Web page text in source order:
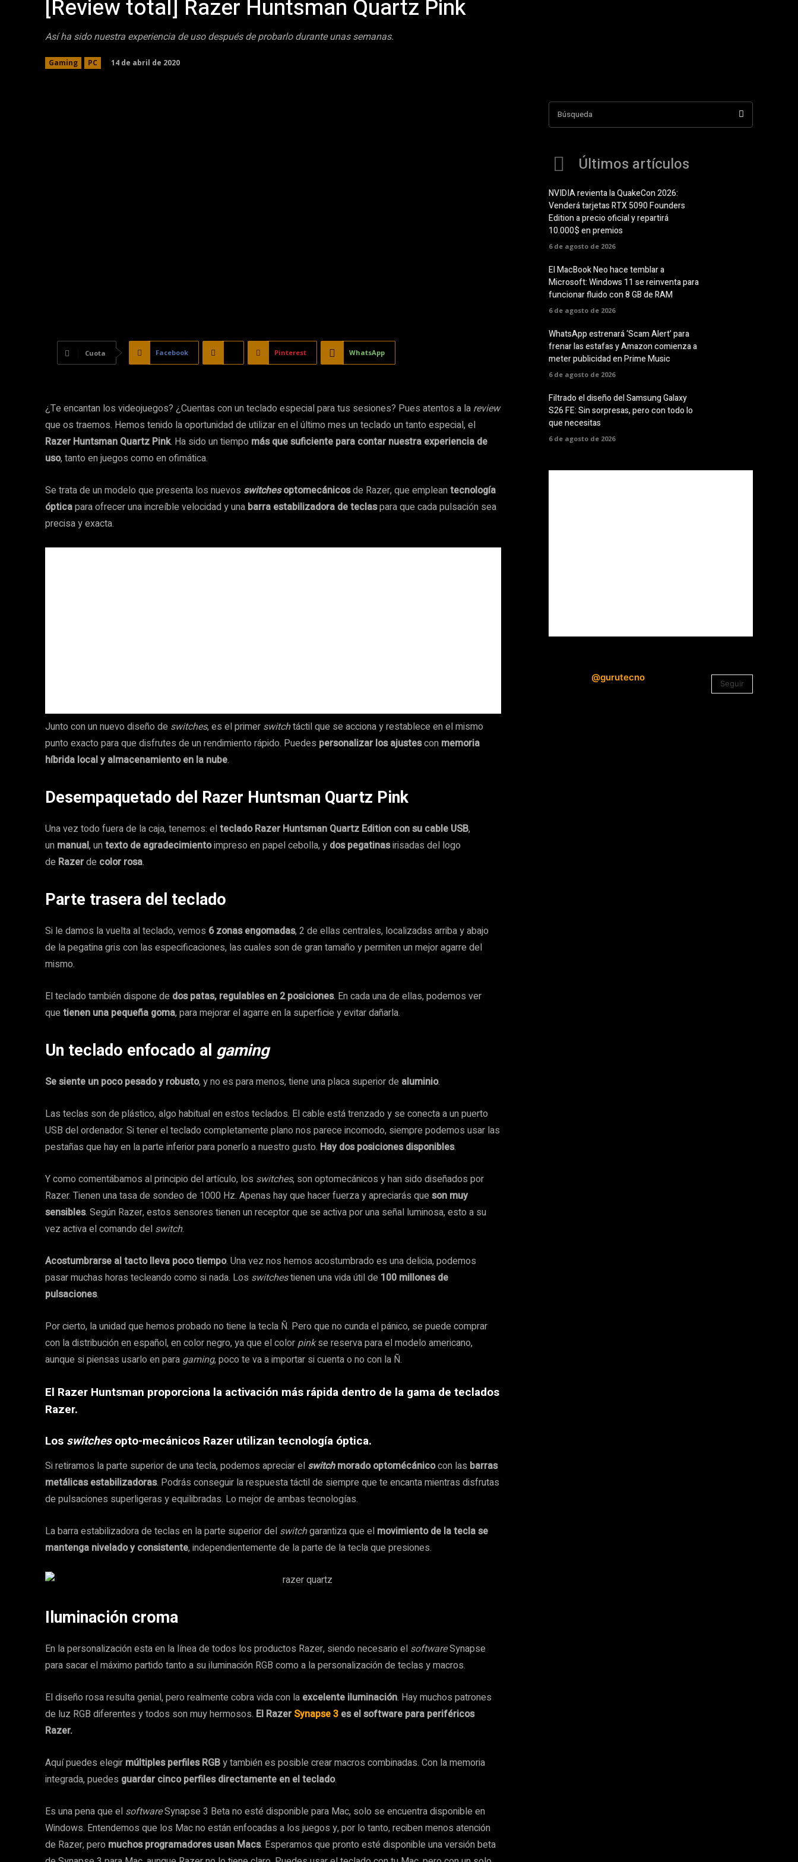
[Review total] Razer Huntsman Quartz Pink
Así ha sido nuestra experiencia de uso después de probarlo durante unas semanas.
Gaming PC 14 de abril de 2020
Cuota Facebook Pinterest WhatsApp
¿Te encantan los videojuegos? ¿Cuentas con un teclado especial para tus sesiones? Pues atentos a la review
que os traemos. Hemos tenido la oportunidad de utilizar en el último mes un teclado un tanto especial, el
Razer Huntsman Quartz Pink. Ha sido un tiempo más que suficiente para contar nuestra experiencia de
uso, tanto en juegos como en ofimática.
Se trata de un modelo que presenta los nuevos switchesoptomecánicosde Razer, que empleantecnología
ópticapara ofrecer una increíble velocidad y una barra estabilizadora de teclaspara que cada pulsación sea
precisa y exacta.
Junto con un nuevo diseño de switches, es el primer switchtáctil que se acciona y restablece en el mismo
punto exacto para que disfrutes de un rendimiento rápido. Puedes personalizar los ajustescon memoria
híbrida local y almacenamiento en la nube.
Desempaquetado del Razer Huntsman Quartz Pink
Una vez todo fuera de la caja, tenemos: elteclado Razer Huntsman Quartz Edition con su cable USB,
un manual, untexto de agradecimientoimpreso en papel cebolla, y dos pegatinasirisadas del logo
de Razerde color rosa.
Parte trasera del teclado
Si le damos la vuelta al teclado, vemos 6 zonas engomadas, 2 de ellas centrales, localizadas arriba y abajo
de la pegatina gris con las especificaciones, las cuales son de gran tamaño y permiten un mejor agarre del
mismo.
El teclado también dispone de dos patas, regulables en 2 posiciones. En cada una de ellas, podemos ver
que tienen una pequeña goma, para mejorar el agarre en la superficie y evitar dañarla.
Un teclado enfocado al gaming
Se siente un poco pesado y robusto, y no es para menos, tiene una placa superior de aluminio.
Las teclas son de plástico, algo habitual en estos teclados. El cable está trenzado y se conecta a un puerto
USB del ordenador. Si tener el teclado completamente plano nos parece incomodo, siempre podemos usar las
pestañas que hay en la parte inferior para ponerlo a nuestro gusto. Hay dos posiciones disponibles.
Y como comentábamos al principio del artículo, los switches, son optomecánicos y han sido diseñados por
Razer. Tienen una tasa de sondeo de 1000 Hz. Apenas hay que hacer fuerza y apreciarás que son muy
sensibles. Según Razer, estos sensores tienen un receptor que se activa por una señal luminosa, esto a su
vez activa el comando del switch.
Acostumbrarse al tacto lleva poco tiempo. Una vez nos hemos acostumbrado es una delicia, podemos
pasar muchas horas tecleando como si nada. Los switchestienen una vida útil de 100 millones de
pulsaciones.
Por cierto, la unidad que hemos probado no tiene la tecla Ñ. Pero que no cunda el pánico, se puede comprar
con la distribución en español, en color negro, ya que el colorpinkse reserva para el modelo americano,
aunque si piensas usarlo en para gaming, poco te va a importar si cuenta o no con la Ñ.
El Razer Huntsman proporciona la activación más rápida dentro de la gama de teclados
Razer.
Los switchesopto-mecánicos Razer utilizan tecnología óptica.
Si retiramos la parte superior de una tecla, podemos apreciar el switchmorado optomécánicocon las barras
metálicas estabilizadoras. Podrás conseguir la respuesta táctil de siempre que te encanta mientras disfrutas
de pulsaciones superligeras y equilibradas. Lo mejor de ambas tecnologías.
La barra estabilizadora de teclas en la parte superior del switchgarantiza que el movimiento de la tecla se
mantenga nivelado y consistente, independientemente de la parte de la tecla que presiones.
Iluminación croma
En la personalización esta en la línea de todos los productos Razer, siendo necesario el softwareSynapse
para sacar el máximo partido tanto a su iluminación RGB como a la personalización de teclas y macros.
El diseño rosa resulta genial, pero realmente cobra vida con la excelente iluminación. Hay muchos patrones
de luz RGB diferentes y todos son muy hermosos. El RazerSynapse 3 es el software para periféricos
Razer.
Aquí puedes elegir múltiples perfiles RGBy también es posible crear macros combinadas. Con la memoria
integrada, puedes guardar cinco perfiles directamente en el teclado.
Es una pena que el softwareSynapse 3 Beta no esté disponible para Mac, solo se encuentra disponible en
Windows. Entendemos que los Mac no están enfocadas a los juegos y, por lo tanto, reciben menos atención
de Razer, pero muchos programadores usan Macs. Esperamos que pronto esté disponible una versión beta
Búsqueda
Últimos artículos
NVIDIA revienta la QuakeCon 2026:
Venderá tarjetas RTX 5090 Founders
Edition a precio oficial y repartirá
10.000$ en premios
6 de agosto de 2026
El MacBook Neo hace temblar a
Microsoft: Windows 11 se reinventa para
funcionar fluido con 8 GB de RAM
6 de agosto de 2026
WhatsApp estrenará ‘Scam Alert’ para
frenar las estafas y Amazon comienza a
meter publicidad en Prime Music
6 de agosto de 2026
Filtrado el diseño del Samsung Galaxy
S26 FE: Sin sorpresas, pero con todo lo
que necesitas
6 de agosto de 2026
@gurutecno
Seguir